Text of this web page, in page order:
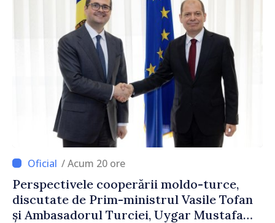
/ Acum 20 ore
Perspectivele cooperării moldo-turce,
discutate de Prim-ministrul Vasile Tofan
și Ambasadorul Turciei, Uygar Mustafa